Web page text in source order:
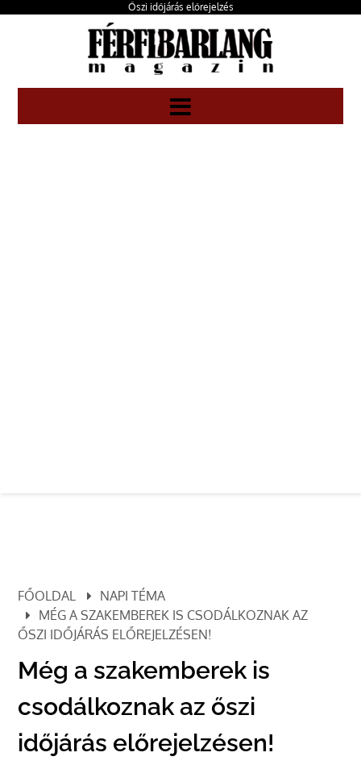
Őszi időjárás előrejelzés
FŐOLDAL
NAPI TÉMA
MÉG A SZAKEMBEREK IS CSODÁLKOZNAK AZ
ŐSZI IDŐJÁRÁS ELŐREJELZÉSEN!
Még a szakemberek is
csodálkoznak az őszi
időjárás előrejelzésen!